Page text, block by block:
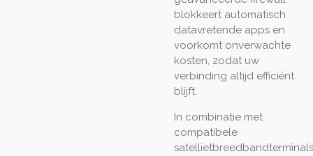
blokkeert automatisch
datavretende apps en
voorkomt onverwachte
kosten, zodat uw
verbinding altijd efficiënt
blijft.
In combinatie met
compatibele
satellietbreedbandterminals